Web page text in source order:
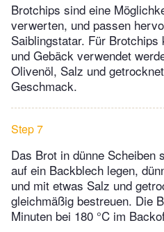
Brotchips sind eine
verwerten, und passen
Saiblingstatar. Für
und Gebäck verwendet
Olivenöl, Salz und
Geschmack.
Step 7
Das Brot in dünne Scheiben
auf ein Backblech legen,
und mit etwas Salz und
gleichmäßig bestreuen. Die
Minuten bei 180 °C im